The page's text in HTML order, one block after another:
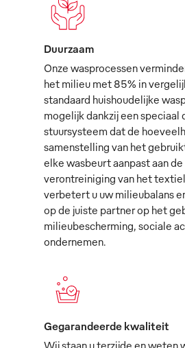
Duurzaam
Onze wasprocessen
het milieu met 85% in
standaard huishoudelijke
mogelijk dankzij een speciaal
stuursysteem dat de
samenstelling van het
elke wasbeurt aanpast aan
verontreiniging van het
verbetert u uw milieubalans
op de juiste partner op het
milieubescherming, sociale
ondernemen.
Gegarandeerde kwaliteit